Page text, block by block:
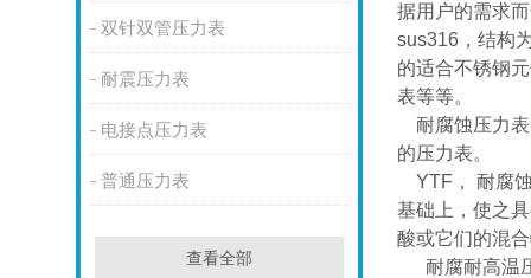
双针双管压力表
耐震压力表
电接点压力表
普通压力表
查看全部
据用户的需求
sus316，结构
的适合不锈钢
表等等。
耐腐蚀压力表
的压力表。
YTF， 耐腐蚀
基础上，使之
酸或它们的混
耐腐耐高温压